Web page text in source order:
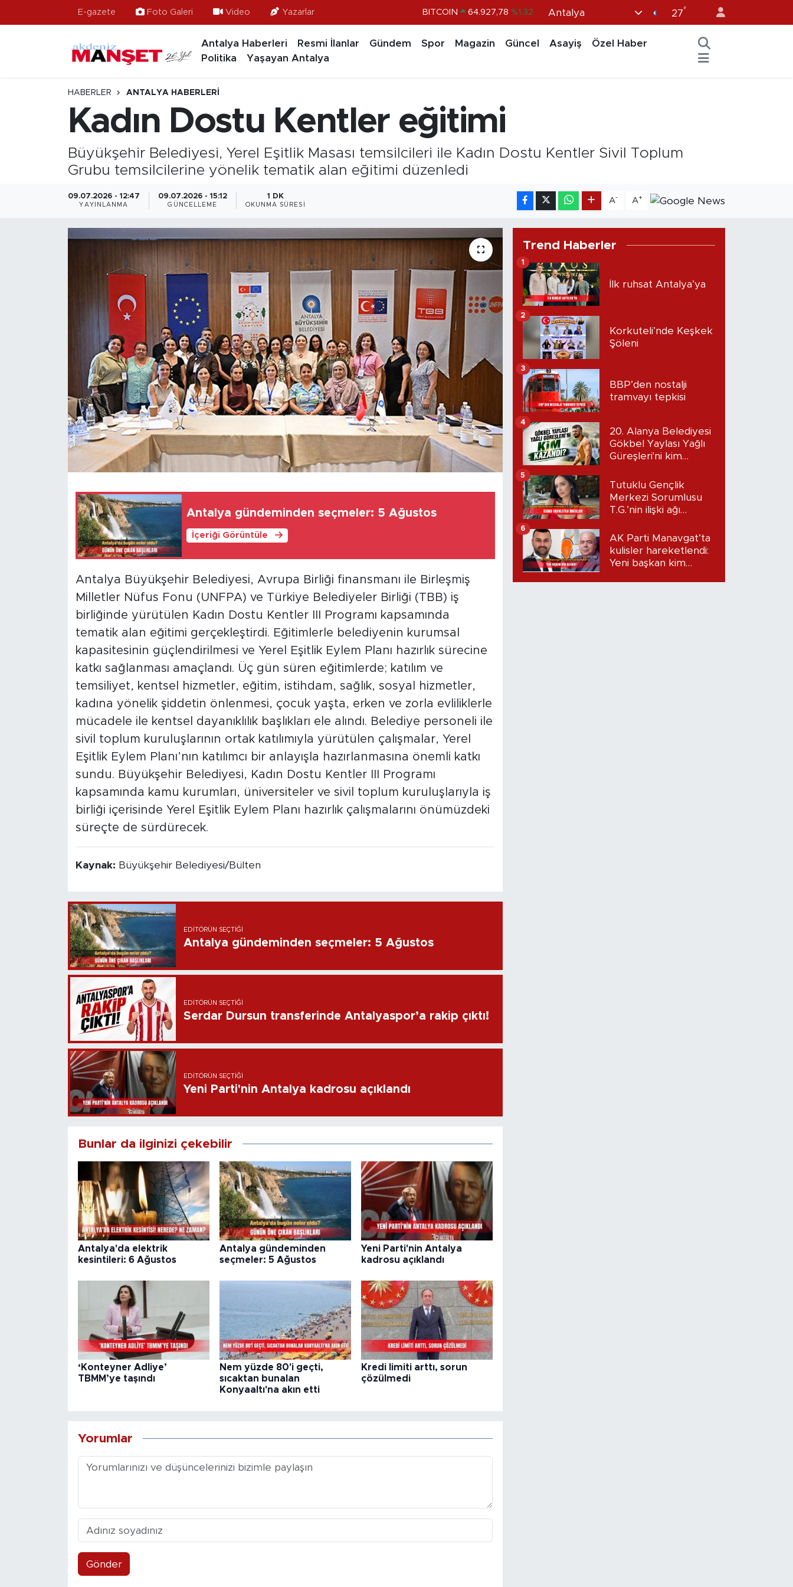
E-gazete Foto Galeri Video Yazarlar BITCOIN 64.927,78 %1.32
BİST100 13.703
Antalya 27°
Antalya Haberleri Resmi İlanlar Gündem Spor Magazin Güncel Asayiş
Özel Haber
Politika
Yaşayan Antalya
HABERLER ANTALYA HABERLERI
Kadın Dostu Kentler eğitimi
Büyükşehir Belediyesi, Yerel Eşitlik Masası temsilcileri ile Kadın Dostu Kentler Sivil Toplum
Grubu temsilcilerine yönelik tematik alan eğitimi düzenledi
09.07.2026 - 12:47
YAYINLANMA
09.07.2026 - 15:12
GÜNCELLEME
1 DK
OKUNMA SÜRESI
A- A+
Antalya gündeminden seçmeler: 5 Ağustos
İçeriği Görüntüle
Antalya Büyükşehir Belediyesi, Avrupa Birliği finansmanı ile Birleşmiş
Milletler Nüfus Fonu (UNFPA) ve Türkiye Belediyeler Birliği (TBB) iş
birliğinde yürütülen Kadın Dostu Kentler III Programı kapsamında
tematik alan eğitimi gerçekleştirdi. Eğitimlerle belediyenin kurumsal
kapasitesinin güçlendirilmesi ve Yerel Eşitlik Eylem Planı hazırlık sürecine
katkı sağlanması amaçlandı. Üç gün süren eğitimlerde; katılım ve
temsiliyet, kentsel hizmetler, eğitim, istihdam, sağlık, sosyal hizmetler,
kadına yönelik şiddetin önlenmesi, çocuk yaşta, erken ve zorla evliliklerle
mücadele ile kentsel dayanıklılık başlıkları ele alındı. Belediye personeli ile
sivil toplum kuruluşlarının ortak katılımıyla yürütülen çalışmalar, Yerel
Eşitlik Eylem Planı’nın katılımcı bir anlayışla hazırlanmasına önemli katkı
sundu. Büyükşehir Belediyesi, Kadın Dostu Kentler III Programı
kapsamında kamu kurumları, üniversiteler ve sivil toplum kuruluşlarıyla iş
birliği içerisinde Yerel Eşitlik Eylem Planı hazırlık çalışmalarını önümüzdeki
süreçte de sürdürecek.
Kaynak: Büyükşehir Belediyesi/Bülten
EDITÖRÜN SEÇTIĞI
Antalya gündeminden seçmeler: 5 Ağustos
EDITÖRÜN SEÇTIĞI
Serdar Dursun transferinde Antalyaspor’a rakip çıktı!
EDITÖRÜN SEÇTIĞI
Yeni Parti'nin Antalya kadrosu açıklandı
Bunlar da ilginizi çekebilir
Antalya'da elektrik
kesintileri: 6 Ağustos
Antalya gündeminden
seçmeler: 5 Ağustos
Yeni Parti'nin Antalya
kadrosu açıklandı
‘Konteyner Adliye’
TBMM’ye taşındı
Nem yüzde 80'i geçti,
sıcaktan bunalan
Konyaaltı'na akın etti
Kredi limiti arttı, sorun
çözülmedi
Yorumlar
Gönder
Trend Haberler
İlk ruhsat Antalya’ya
1
Korkuteli’nde Keşkek
Şöleni
2
BBP’den nostalji
tramvayı tepkisi
3
20. Alanya Belediyesi
Gökbel Yaylası Yağlı
Güreşleri'ni kim
4
Tutuklu Gençlik
Merkezi Sorumlusu
T.G.’nin ilişki ağı
Dudak uçuklatan
iddialar!
5
AK Parti Manavgat’ta
kulisler hareketlendi:
Yeni başkan kim
6
Ekonomi
Gündem
Resmi İlanlar
Hava Durumu
Tüm Manşetler
Son Dakika Haberleri
Haber Arşivi